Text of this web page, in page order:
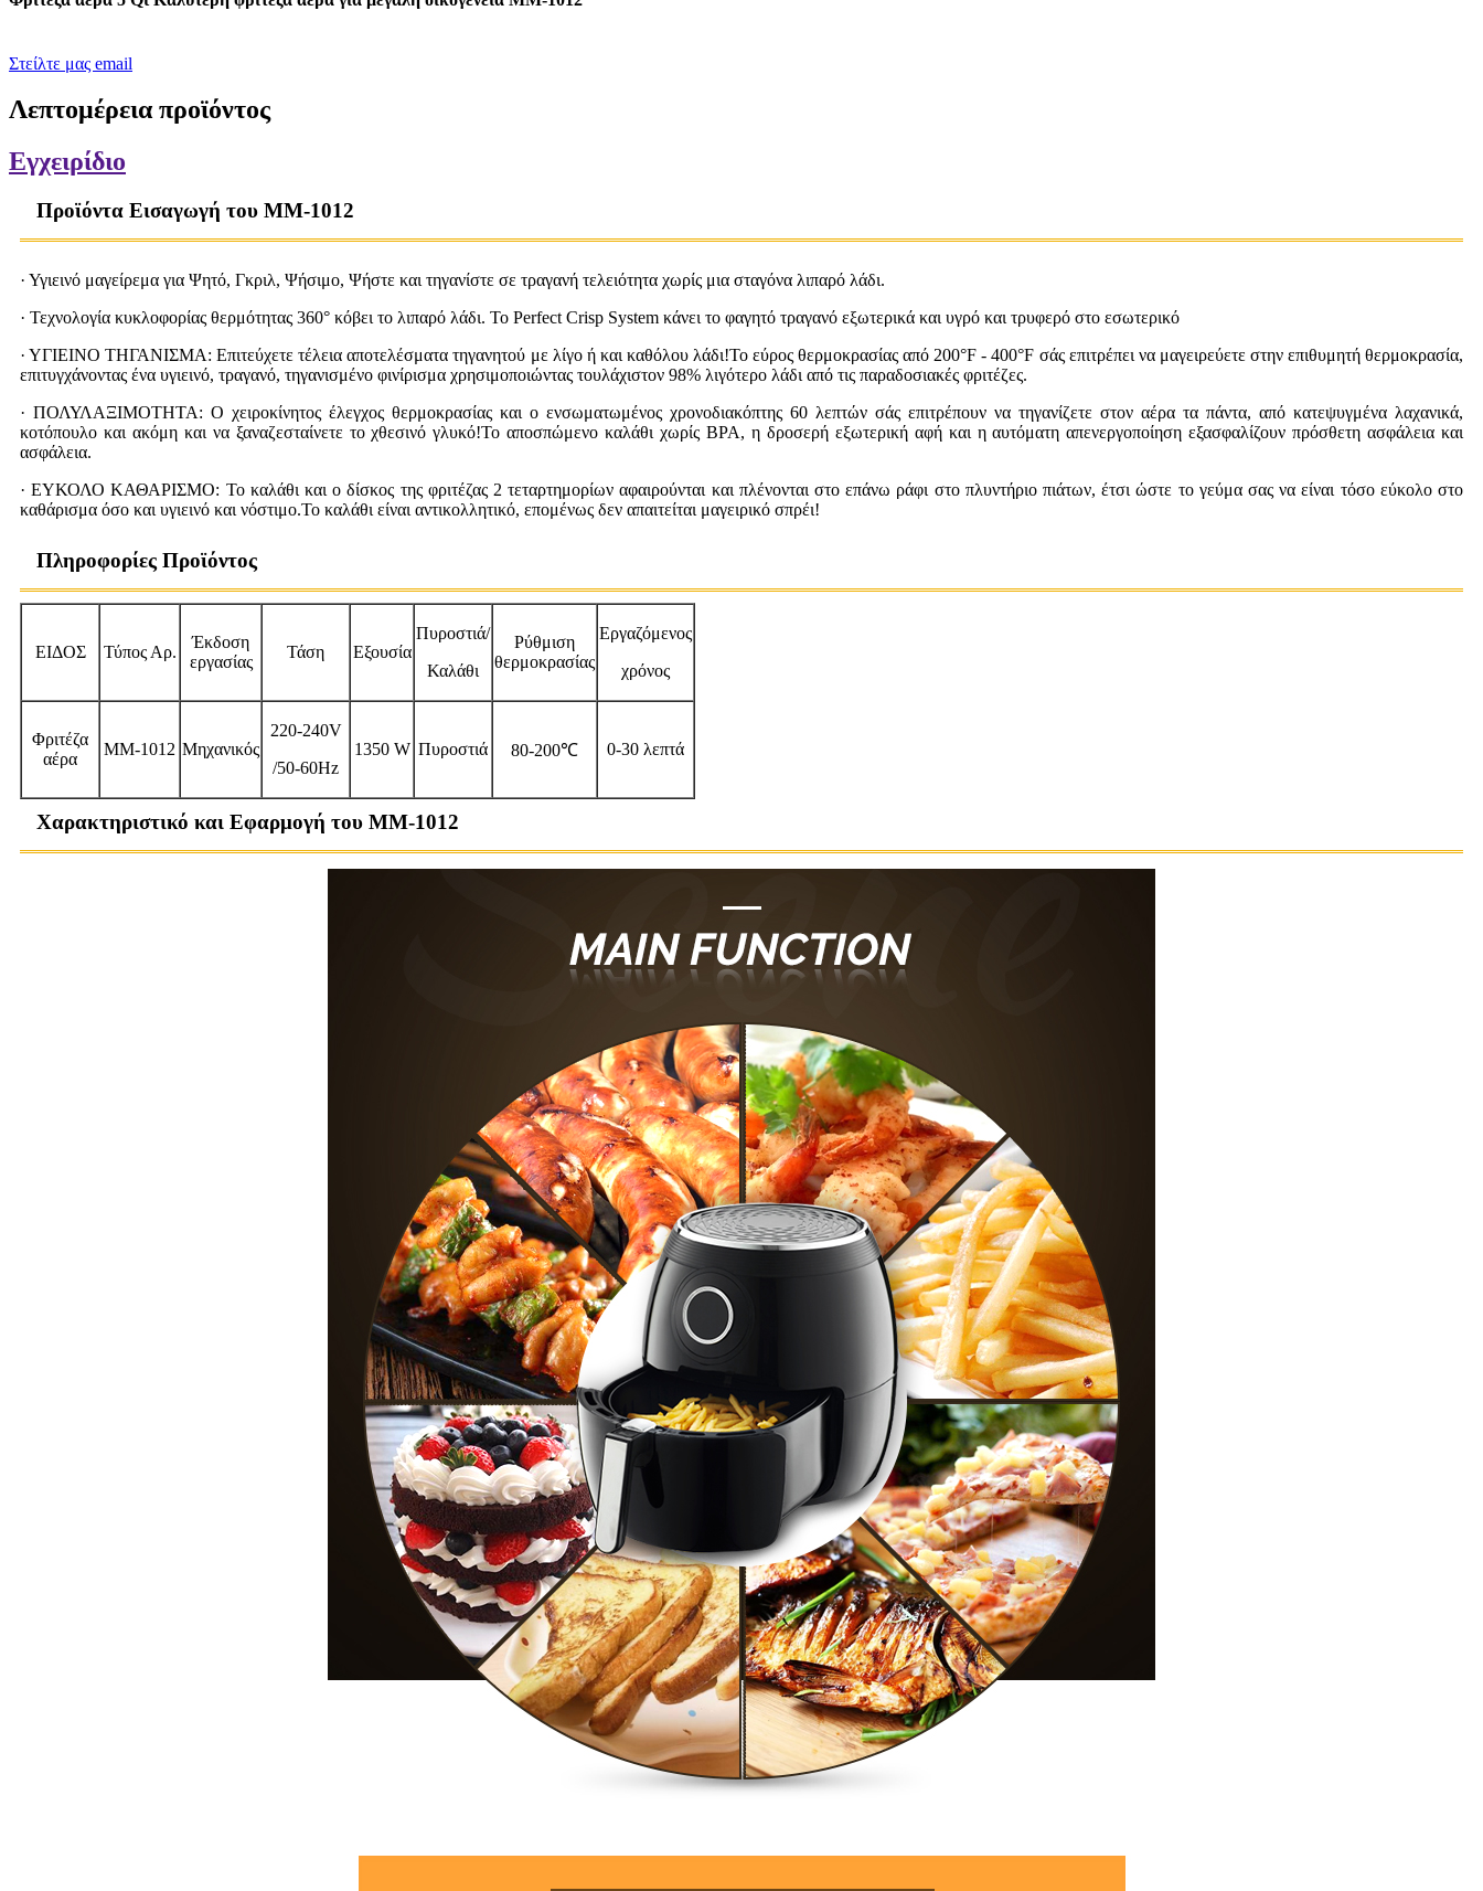
Στείλτε μας email
Λεπτομέρεια προϊόντος
Εγχειρίδιο
Προϊόντα Εισαγωγή του MM-1012
· Υγιεινό μαγείρεμα για Ψητό, Γκριλ, Ψήσιμο, Ψήστε και τηγανίστε σε τραγανή τελειότητα χωρίς μια σταγόνα λιπαρό λάδι.
· Τεχνολογία κυκλοφορίας θερμότητας 360° κόβει το λιπαρό λάδι. Το Perfect Crisp System κάνει το φαγητό τραγανό εξωτερικά και υγρό και τρυφερό στο εσωτερικό
· ΥΓΙΕΙΝΟ ΤΗΓΑΝΙΣΜΑ: Επιτεύχετε τέλεια αποτελέσματα τηγανητού με λίγο ή και καθόλου λάδι!Το εύρος θερμοκρασίας από 200°F - 400°F σάς επιτρέπει να μαγειρεύετε στην επιθυμητή θερμοκρασία,
επιτυγχάνοντας ένα υγιεινό, τραγανό, τηγανισμένο φινίρισμα χρησιμοποιώντας τουλάχιστον 98% λιγότερο λάδι από τις παραδοσιακές φριτέζες.
· ΠΟΛΥΛΑΞΙΜΟΤΗΤΑ: Ο χειροκίνητος έλεγχος θερμοκρασίας και ο ενσωματωμένος χρονοδιακόπτης 60 λεπτών σάς επιτρέπουν να τηγανίζετε στον αέρα τα πάντα, από κατεψυγμένα λαχανικά,
κοτόπουλο και ακόμη και να ξαναζεσταίνετε το χθεσινό γλυκό!Το αποσπώμενο καλάθι χωρίς BPA, η δροσερή εξωτερική αφή και η αυτόματη απενεργοποίηση εξασφαλίζουν πρόσθετη ασφάλεια και
ασφάλεια.
· ΕΥΚΟΛΟ ΚΑΘΑΡΙΣΜΟ: Το καλάθι και ο δίσκος της φριτέζας 2 τεταρτημορίων αφαιρούνται και πλένονται στο επάνω ράφι στο πλυντήριο πιάτων, έτσι ώστε το γεύμα σας να είναι τόσο εύκολο στο
καθάρισμα όσο και υγιεινό και νόστιμο.Το καλάθι είναι αντικολλητικό, επομένως δεν απαιτείται μαγειρικό σπρέι!
Πληροφορίες Προϊόντος
ΕΙΔΟΣ Τύπος Αρ.
Έκδοση
εργασίας
Τάση Εξουσία
Πυροστιά/
Καλάθι
Ρύθμιση
θερμοκρασίας
Εργαζόμενος
χρόνος
Φριτέζα
αέρα
ΜΜ-1012 Μηχανικός
220-240V
/50-60Hz
1350 W Πυροστιά 80-200℃ 0-30 λεπτά
Χαρακτηριστικό και Εφαρμογή του MM-1012